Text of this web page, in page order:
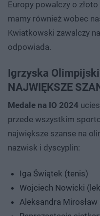
Europy powalczy o
mamy również wobec
Kwiatkowski zawalczy
odpowiada.
Igrzyska
NAJWIĘKSZE
Medale na IO 2024
przede wszystkim
największe szanse na
nazwisk i dyscyplin:
Iga Świątek (tenis)
Wojciech Nowicki
Aleksandra